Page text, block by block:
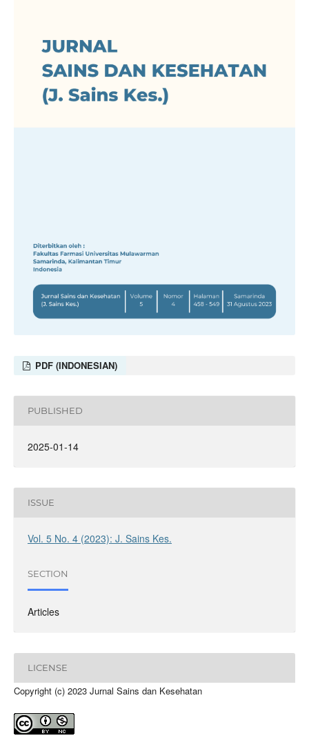
PDF (INDONESIAN)
PUBLISHED
2025-01-14
ISSUE
Vol. 5 No. 4 (2023): J. Sains Kes.
SECTION
Articles
LICENSE
Copyright (c) 2023 Jurnal Sains dan Kesehatan